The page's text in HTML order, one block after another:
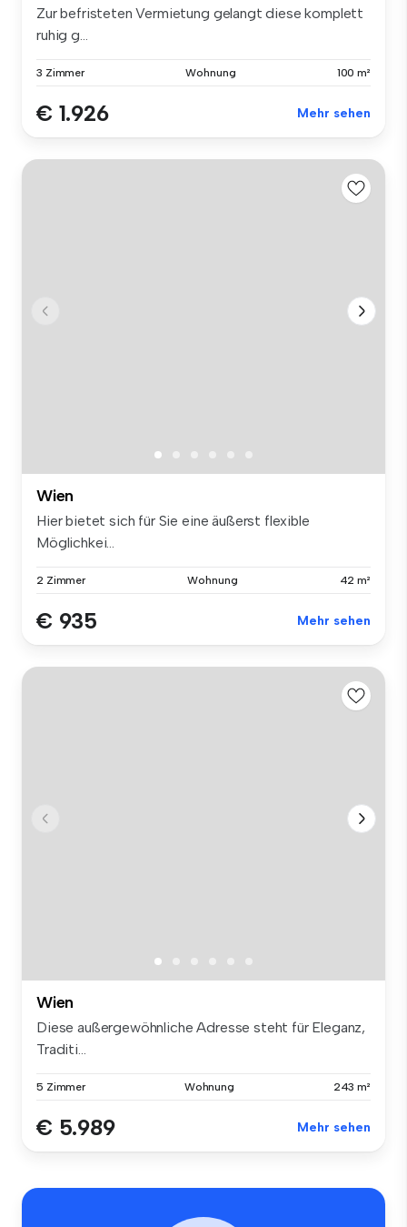
Zur befristeten Vermietung gelangt diese komplett
ruhig g...
3 Zimmer Wohnung 100 m²
€ 1.926 Mehr sehen
Wien
Hier bietet sich für Sie eine äußerst flexible
Möglichkei...
2 Zimmer Wohnung 42 m²
€ 935 Mehr sehen
Wien
Diese außergewöhnliche Adresse steht für Eleganz,
Traditi...
5 Zimmer Wohnung 243 m²
€ 5.989 Mehr sehen